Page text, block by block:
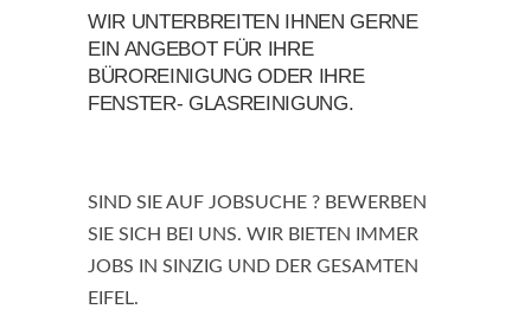
WIR UNTERBREITEN IHNEN GERNE
EIN ANGEBOT FÜR IHRE
BÜROREINIGUNG ODER IHRE
FENSTER- GLASREINIGUNG.
SIND SIE AUF JOBSUCHE ? BEWERBEN
SIE SICH BEI UNS. WIR BIETEN IMMER
JOBS IN SINZIG UND DER GESAMTEN
EIFEL.